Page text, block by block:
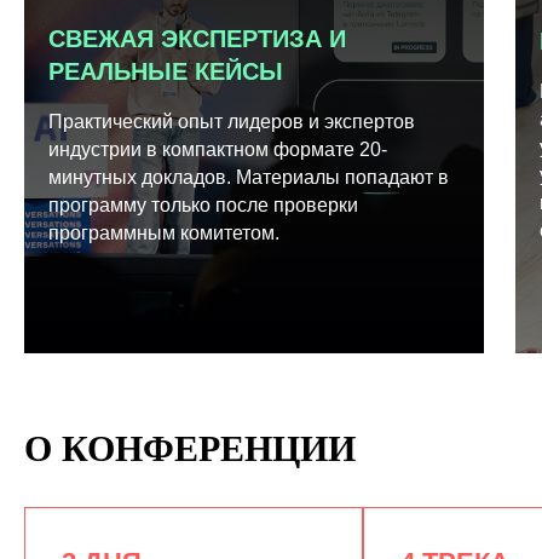
СВЕЖАЯ ЭКСПЕРТИЗА И
РЕАЛЬНЫЕ КЕЙСЫ
Практический опыт лидеров и экспертов
индустрии в компактном формате 20-
минутных докладов. Материалы попадают в
программу только после проверки
программным комитетом.
О КОНФЕРЕНЦИИ